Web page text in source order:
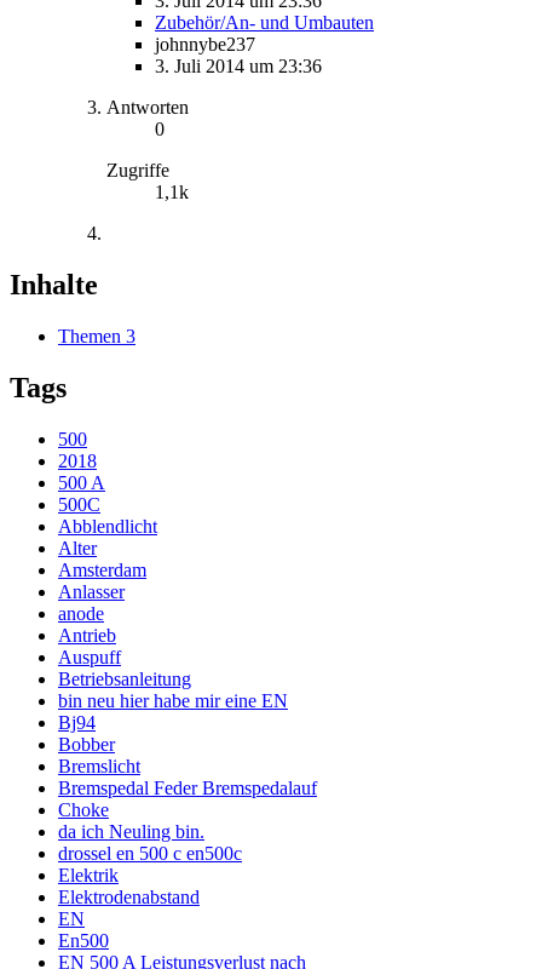
Zubehör/An- und Umbauten
johnnybe237
3. Juli 2014 um 23:36
Antworten
0
Zugriffe
1,1k
Inhalte
Themen 3
Tags
500
2018
500 A
500C
Abblendlicht
Alter
Amsterdam
Anlasser
anode
Antrieb
Auspuff
Betriebsanleitung
bin neu hier habe mir eine EN
Bj94
Bobber
Bremslicht
Bremspedal Feder Bremspedalauf
Choke
da ich Neuling bin.
drossel en 500 c en500c
Elektrik
Elektrodenabstand
EN
En500
EN 500 A Leistungsverlust nach